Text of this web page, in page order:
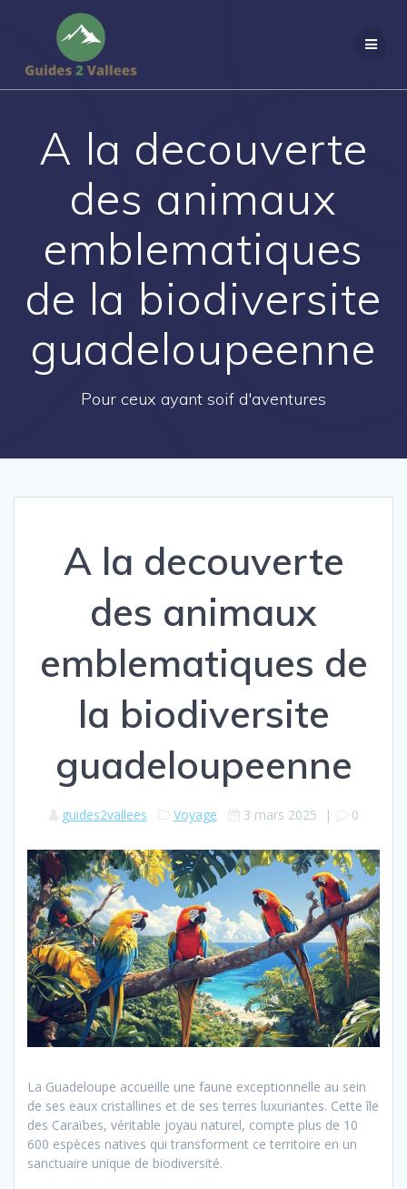
A la decouverte
des animaux
emblematiques
de la biodiversite
guadeloupeenne
Pour ceux ayant soif d'aventures
A la decouverte
des animaux
emblematiques de
la biodiversite
guadeloupeenne
guides2vallees Voyage 3 mars 2025 | 0
La Guadeloupe accueille une faune exceptionnelle au sein
de ses eaux cristallines et de ses terres luxuriantes. Cette île
des Caraïbes, véritable joyau naturel, compte plus de 10
600 espèces natives qui transforment ce territoire en un
sanctuaire unique de biodiversité.